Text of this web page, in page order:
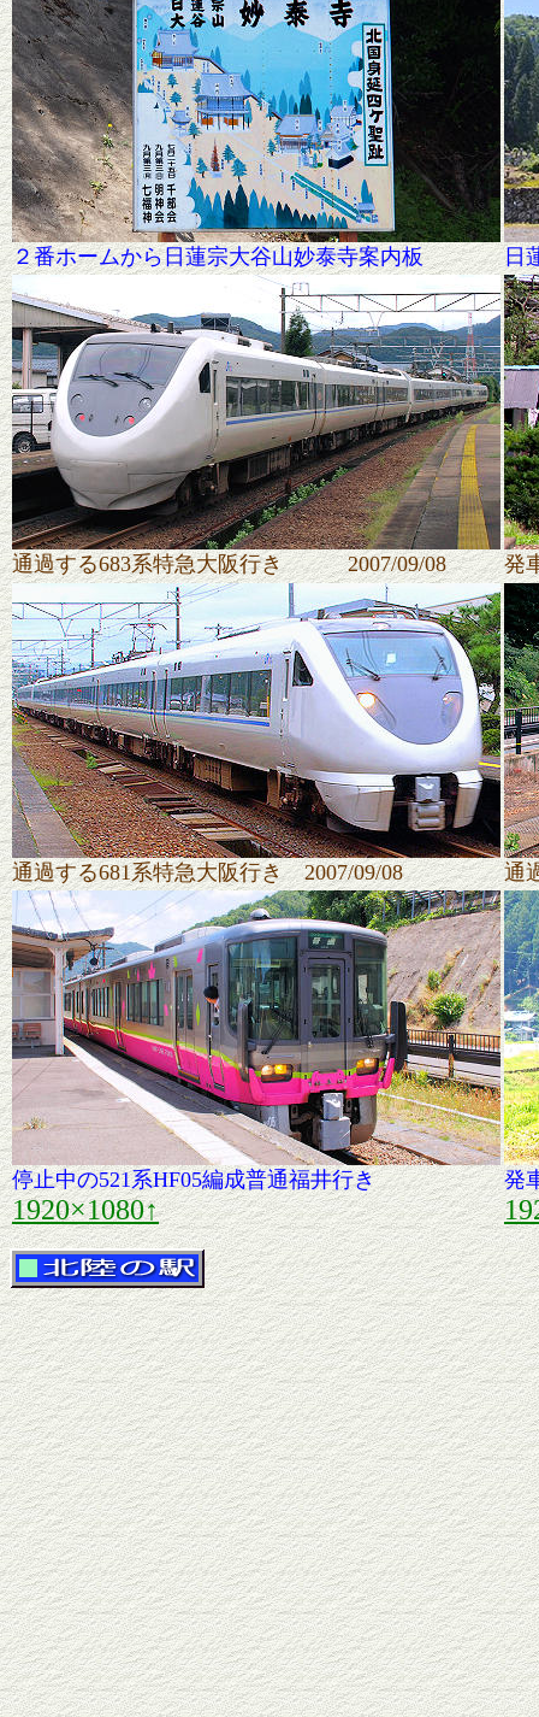
２番ホームから日蓮宗大谷山妙泰寺案内板 日
通過する683系特急大阪行き 2007/09/08 発
通過する681系特急大阪行き 2007/09/08 通
停止中の521系HF05編成普通福井行き
1920×1080↑
発